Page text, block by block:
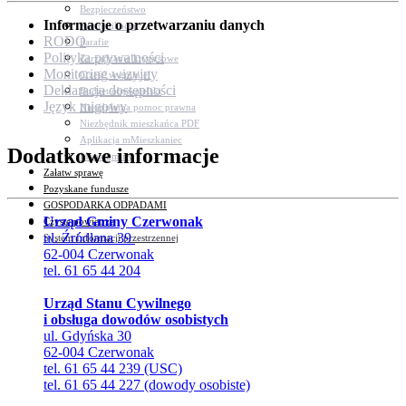
Bezpieczeństwo
Komunikacja
Parafie
Zarządzanie kryzysowe
C.ześć w gminie!
Budżet obywatelski
Nieodpłatna pomoc prawna
Niezbędnik mieszkańca PDF
Aplikacja mMieszkaniec
Mapa gminy
Załatw sprawę
Pozyskane fundusze
GOSPODARKA ODPADAMI
Czyste powietrze
System Informacji przestrzennej
Informacje o przetwarzaniu danych
RODO
Polityka prywatności
Monitoring wizyjny
Deklaracja dostępności
Język migowy
Dodatkowe informacje
Urząd Gminy Czerwonak
ul. Źródlana 39
62-004 Czerwonak
tel. 61 65 44 204
Urząd Stanu Cywilnego
i obsługa dowodów osobistych
ul. Gdyńska 30
62-004 Czerwonak
tel. 61 65 44 239 (USC)
tel. 61 65 44 227 (dowody osobiste)